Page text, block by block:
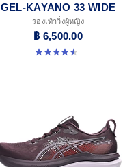
GEL-KAYANO 33 WIDE
รองเท้าวิ่งผู้หญิง
฿ 6,500.00
4.5 จาก 5 ดาว 2 รีวิว